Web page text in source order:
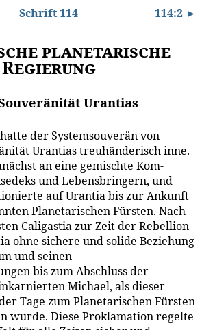
Schrift 114 114:2 ►
planetarische
Regierung
Urantias
der Systemsouverän von
Urantias treuhänderisch inne.
an eine gemischte Kom­
und Lebensbringern, und
auf Urantia bis zur Ankunft
Planetarischen Fürsten. Nach
Caligastia zur Zeit der Rebellion
ohne sichere und solide Beziehung
und seinen
bis zum Abschluss der
Michael, als dieser
Tage zum Planetarischen Fürsten
wurde. Diese Proklamation regelte